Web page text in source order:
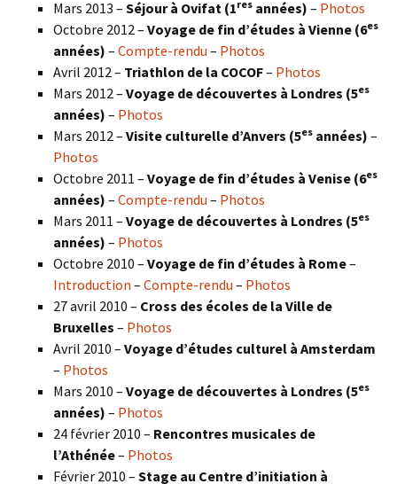
Mars 2013 – Séjour à Ovifat (1res années) – Photos
Octobre 2012 – Voyage de fin d’études à Vienne (6es
années) – Compte-rendu – Photos
Avril 2012 – Triathlon de la COCOF– Photos
Mars 2012 – Voyage de découvertes à Londres (5es
années) – Photos
Mars 2012 – Visite culturelle d’Anvers (5es années) –
Photos
Octobre 2011 – Voyage de fin d’études à Venise (6es
années) – Compte-rendu – Photos
Mars 2011 – Voyage de découvertes à Londres (5es
années) – Photos
Octobre 2010 – Voyage de fin d’études à Rome–
Introduction – Compte-rendu – Photos
27 avril 2010 – Cross des écoles de la Ville de
Bruxelles – Photos
Avril 2010 – Voyage d’études culturel à Amsterdam
– Photos
Mars 2010 – Voyage de découvertes à Londres (5es
années) – Photos
24 février 2010 – Rencontres musicales de
l’Athénée– Photos
Février 2010 – Stage au Centre d’initiation à